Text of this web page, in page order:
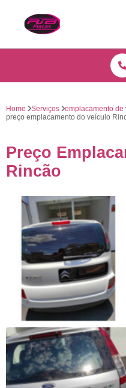
Home Serviços emplacamento de
preço emplacamento do veículo
Preço
Rincão